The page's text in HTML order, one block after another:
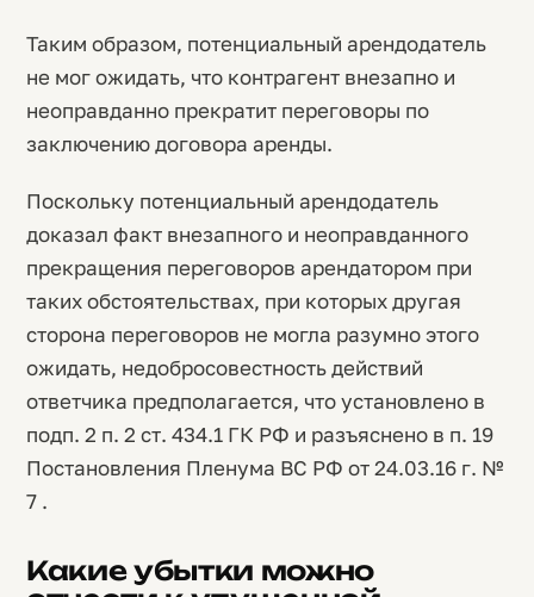
Таким образом, потенциальный арендодатель
не мог ожидать, что контрагент внезапно и
неоправданно прекратит переговоры по
заключению договора аренды.
Поскольку потенциальный арендодатель
доказал факт внезапного и неоправданного
прекращения переговоров арендатором при
таких обстоятельствах, при которых другая
сторона переговоров не могла разумно этого
ожидать, недобросовестность действий
ответчика предполагается, что установлено в
подп. 2 п. 2 ст. 434.1 ГК РФ и разъяснено в п. 19
Постановления Пленума ВС РФ от 24.03.16 г. №
7 .
Какие убытки можно